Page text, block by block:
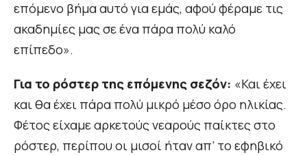
επόμενο βήμα αυτό για εμάς, αφού φέραμε τις
ακαδημίες μας σε ένα πάρα πολύ καλό
επίπεδο».
Για το ρόστερ της επόμενης σεζόν: «Και έχει
και θα έχει πάρα πολύ μικρό μέσο όρο ηλικίας.
Φέτος είχαμε αρκετούς νεαρούς παίκτες στο
ρόστερ, περίπου οι μισοί ήταν απ’ το εφηβικό